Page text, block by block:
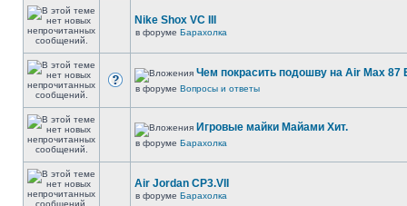
Nike Shox VC III
в форуме Барахолка
Чем покрасить подошву на Air Max 87
в форуме Вопросы и ответы
Игровые майки Майами Хит.
в форуме Барахолка
Air Jordan CP3.VII
в форуме Барахолка